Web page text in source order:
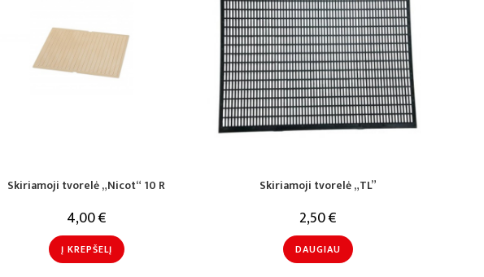
Skiriamoji tvorelė „Nicot“ 10 R
4,00€
Į KREPŠELĮ
Skiriamoji tvorelė „TL”
2,50€
DAUGIAU